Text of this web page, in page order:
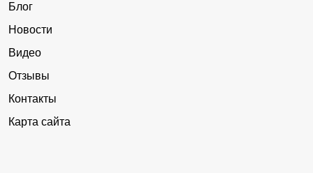
Блог
Новости
Видео
Отзывы
Контакты
Карта сайта